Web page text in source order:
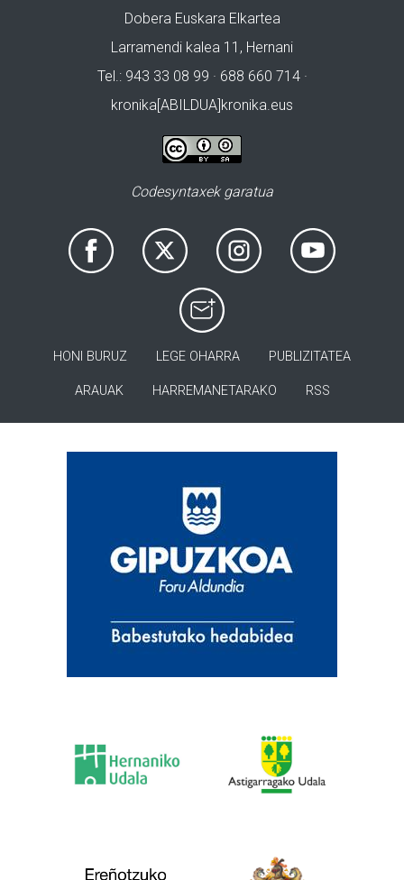
Dobera Euskara Elkartea
Larramendi kalea 11, Hernani
Tel.: 943 33 08 99 · 688 660 714 ·
kronika[ABILDUA]kronika.eus
Codesyntaxek garatua
HONI BURUZ LEGE OHARRA PUBLIZITATEA
ARAUAK HARREMANETARAKO RSS